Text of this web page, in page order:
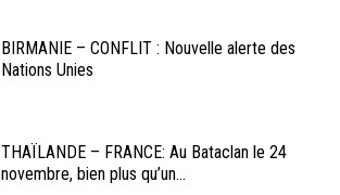
BIRMANIE – CONFLIT : Nouvelle alerte des
Nations Unies
THAÏLANDE – FRANCE: Au Bataclan le 24
novembre, bien plus qu’un...